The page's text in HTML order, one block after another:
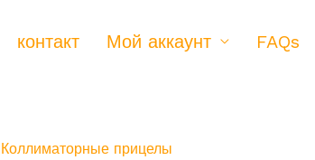
контакт Мой аккаунт FAQs
Коллиматорные прицелы